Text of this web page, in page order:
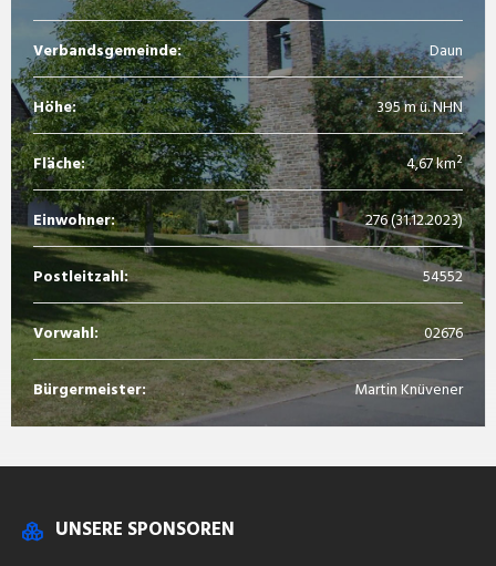
Verbandsgemeinde: Daun
Höhe: 395 m ü. NHN
Fläche: 4,67 km²
Einwohner: 276 (31.12.2023)
Postleitzahl: 54552
Vorwahl: 02676
Bürgermeister: Martin Knüvener
UNSERE SPONSOREN